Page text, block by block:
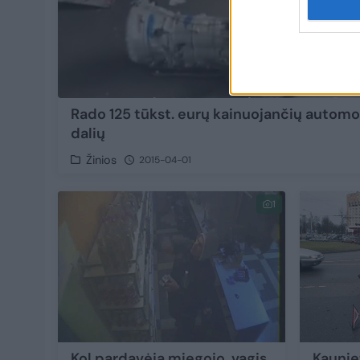
Rado 125 tūkst. eurų kainuojančių
dalių
Žinios 2015-04-01
1